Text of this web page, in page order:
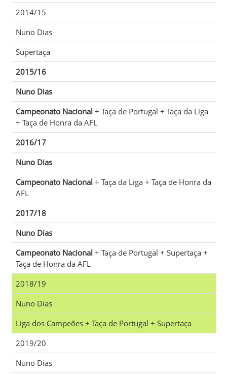
2014/15
Nuno Dias
Supertaça
2015/16
Nuno Dias
Campeonato Nacional+ Taça de Portugal + Taça da Liga
+ Taça de Honra da AFL
2016/17
Nuno Dias
Campeonato Nacional+ Taça da Liga + Taça de Honra da
AFL
2017/18
Nuno Dias
Campeonato Nacional+ Taça de Portugal + Supertaça +
Taça de Honra da AFL
2018/19
Nuno Dias
Liga dos Campeões + Taça de Portugal + Supertaça
2019/20
Nuno Dias